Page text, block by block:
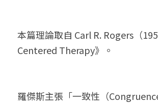
本篇理論取自 Carl R. Rogers（
Centered Therapy》。
羅傑斯主張「一致性（